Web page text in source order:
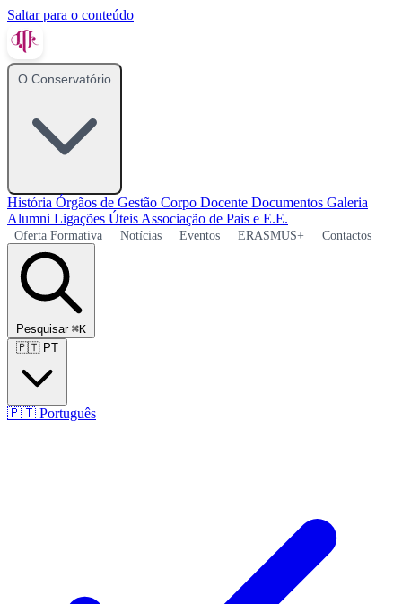
Saltar para o conteúdo
O Conservatório
História Órgãos de Gestão Corpo Docente Documentos Galeria
Alumni Ligações Úteis Associação de Pais e E.E.
Oferta Formativa Notícias Eventos ERASMUS+ Contactos
Pesquisar ⌘K
🇵🇹 PT
🇵🇹 Português